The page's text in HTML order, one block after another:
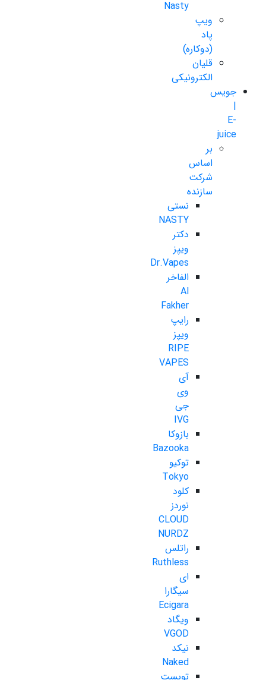
Nasty
ویپ
پاد
(دوکاره)
قلیان
الکترونیکی
جویس
|
E-
juice
بر
اساس
شرکت
سازنده
نستی
NASTY
دکتر
ویپز
Dr.Vapes
الفاخر
Al
Fakher
رایپ
ویپز
RIPE
VAPES
آی
وی
جی
IVG
بازوکا
Bazooka
توکیو
Tokyo
کلود
نوردز
CLOUD
NURDZ
راتلس
Ruthless
ای
سیگارا
Ecigara
ویگاد
VGOD
نیکد
Naked
تویست